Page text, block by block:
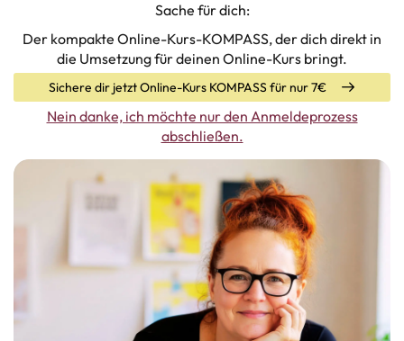
Sache für dich:
Der kompakte Online-Kurs-KOMPASS, der dich direkt in
die Umsetzung für deinen Online-Kurs bringt.
Sichere dir jetzt Online-Kurs KOMPASS für nur 7€
Nein danke, ich möchte nur den Anmeldeprozess
abschließen.